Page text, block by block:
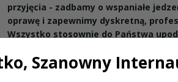
przyjęcia - zadbamy o wspaniałe
oprawę i zapewnimy dyskretną,
Wszystko stosownie do Państwa
Sala Bankietowa "Kaprys"
Szanowny